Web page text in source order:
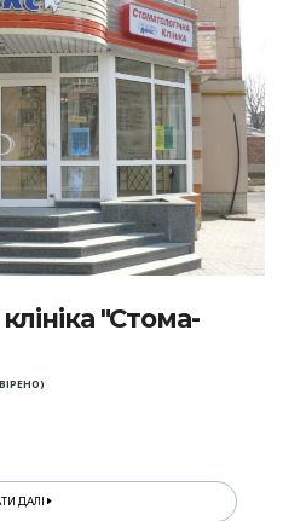
"Стома-
ДАЛІ